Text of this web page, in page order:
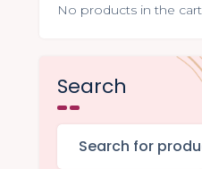
Contacto
No products in the cart.
Search